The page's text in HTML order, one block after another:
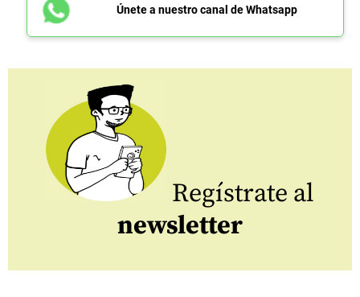
Únete a nuestro canal de Whatsapp
Regístrate al
newsletter